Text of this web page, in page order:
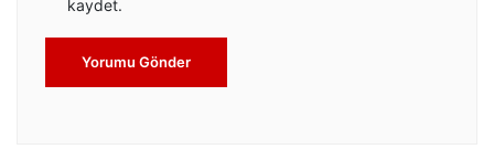
kaydet.
Yorumu Gönder